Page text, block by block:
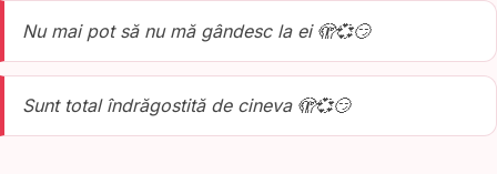
Nu mai pot să nu mă gândesc la ei 🫣💞😏
Sunt total îndrăgostită de cineva 🫣💞😏